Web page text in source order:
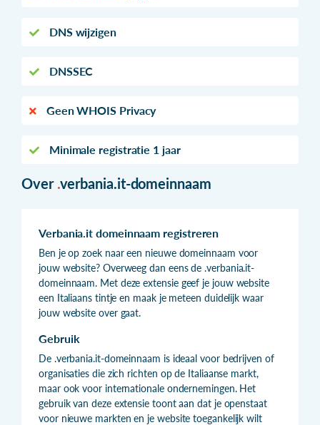
DNS wijzigen
DNSSEC
Geen WHOIS Privacy
Minimale registratie 1 jaar
Over .verbania.it-domeinnaam
Verbania.it domeinnaam registreren
Ben je op zoek naar een nieuwe domeinnaam voor
jouw website? Overweeg dan eens de .verbania.it-
domeinnaam. Met deze extensie geef je jouw website
een Italiaans tintje en maak je meteen duidelijk waar
jouw website over gaat.
Gebruik
De .verbania.it-domeinnaam is ideaal voor bedrijven of
organisaties die zich richten op de Italiaanse markt,
maar ook voor internationale ondernemingen. Het
gebruik van deze extensie toont aan dat je openstaat
voor nieuwe markten en je website toegankelijk wilt